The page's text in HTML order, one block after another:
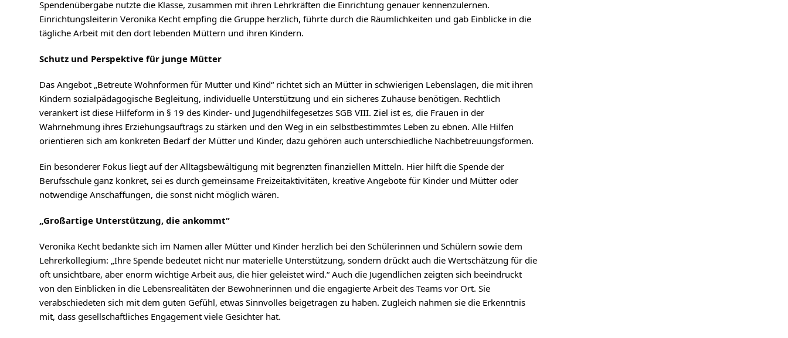
Spendenübergabe nutzte die Klasse, zusammen mit ihren Lehrkräften die Einrichtung genauer kennenzulernen.
Einrichtungsleiterin Veronika Kecht empfing die Gruppe herzlich, führte durch die Räumlichkeiten und gab Einblicke in die
tägliche Arbeit mit den dort lebenden Müttern und ihren Kindern.
Schutz und Perspektive für junge Mütter
Das Angebot „Betreute Wohnformen für Mutter und Kind“ richtet sich an Mütter in schwierigen Lebenslagen, die mit ihren
Kindern sozialpädagogische Begleitung, individuelle Unterstützung und ein sicheres Zuhause benötigen. Rechtlich
verankert ist diese Hilfeform in § 19 des Kinder- und Jugendhilfegesetzes SGB VIII. Ziel ist es, die Frauen in der
Wahrnehmung ihres Erziehungsauftrags zu stärken und den Weg in ein selbstbestimmtes Leben zu ebnen. Alle Hilfen
orientieren sich am konkreten Bedarf der Mütter und Kinder, dazu gehören auch unterschiedliche Nachbetreuungsformen.
Ein besonderer Fokus liegt auf der Alltagsbewältigung mit begrenzten finanziellen Mitteln. Hier hilft die Spende der
Berufsschule ganz konkret, sei es durch gemeinsame Freizeitaktivitäten, kreative Angebote für Kinder und Mütter oder
notwendige Anschaffungen, die sonst nicht möglich wären.
„Großartige Unterstützung, die ankommt“
Veronika Kecht bedankte sich im Namen aller Mütter und Kinder herzlich bei den Schülerinnen und Schülern sowie dem
Lehrerkollegium: „Ihre Spende bedeutet nicht nur materielle Unterstützung, sondern drückt auch die Wertschätzung für die
oft unsichtbare, aber enorm wichtige Arbeit aus, die hier geleistet wird.“ Auch die Jugendlichen zeigten sich beeindruckt
von den Einblicken in die Lebensrealitäten der Bewohnerinnen und die engagierte Arbeit des Teams vor Ort. Sie
verabschiedeten sich mit dem guten Gefühl, etwas Sinnvolles beigetragen zu haben. Zugleich nahmen sie die Erkenntnis
mit, dass gesellschaftliches Engagement viele Gesichter hat.